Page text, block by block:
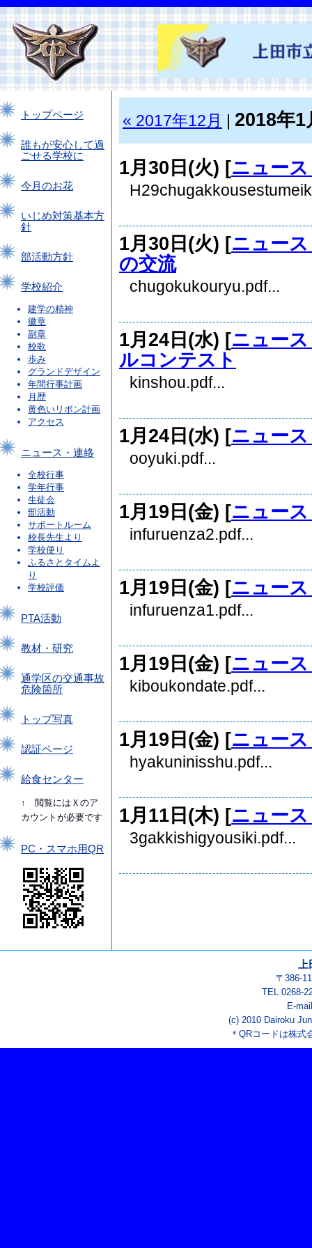
トップページ
誰もが安心して過
ごせる学校に
今月のお花
いじめ対策基本方
針
部活動方針
学校紹介
建学の精神
徽章
副章
校歌
歩み
グランドデザイン
年間行事計画
月歴
黄色いリボン計画
アクセス
ニュース・連絡
全校行事
学年行事
生徒会
部活動
サポートルーム
校長先生より
学校便り
ふるさとタイムよ
り
学校評価
PTA活動
教材・研究
通学区の交通事故
危険箇所
トップ写真
認証ページ
給食センター
↑ 閲覧にはＸのア
カウントが必要です
PC・スマホ用QR
« 2017年12月 2018年1
1月30日(火) [ニュー
1月30日(火) [ニュー
の交流
chugokukouryu.pdf...
1月24日(水) [ニュー
ルコンテスト
kinshou.pdf...
1月24日(水) [ニュー
ooyuki.pdf...
1月19日(金) [ニュー
infuruenza2.pdf...
1月19日(金) [ニュー
infuruenza1.pdf...
1月19日(金) [ニュー
kiboukondate.pdf...
1月19日(金) [ニュー
hyakuninisshu.pdf...
1月11日(木) [ニュー
3gakkishigyousiki.pdf...
〒386-
TEL 0268-
E-
(c) 2010 Dairoku
＊QRコードは株式